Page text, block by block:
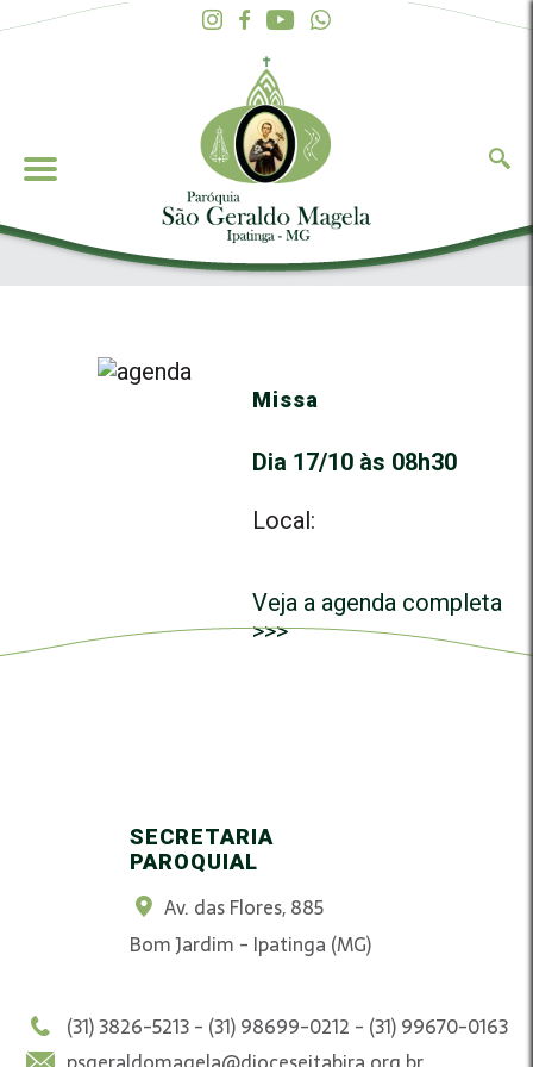
Missa
Dia 17/10 às 08h30
Local:
Veja a agenda completa
>>>
SECRETARIA
PAROQUIAL
Av. das Flores, 885
Bom Jardim - Ipatinga (MG)
(31) 3826-5213 - (31) 98699-0212 - (31) 99670-0163